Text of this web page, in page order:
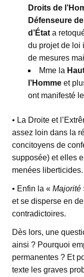
Droits de
Défenseure
d’État a
du projet de loi
de mesures
Mme la
l’Homme et
ont manifesté
• La Droite et
assez loin dans la
concitoyens de
supposée) et elles
menées liberticides.
• Enfin la « Majorité
et se disperse en
contradictoires.
Dès lors, une
ainsi ? Pourquoi
permanentes ? Et
texte les graves